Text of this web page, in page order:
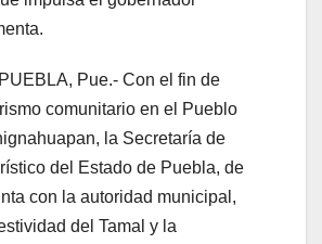
Pue.- Con el fin de
comunitario en el Pueblo
la Secretaría de
del Estado de Puebla, de
con la autoridad municipal,
del Tamal y la